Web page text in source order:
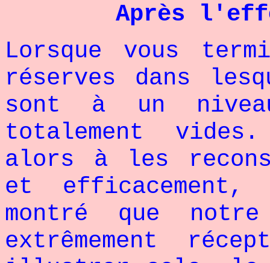
Après
Lorsque vous
réserves dans
sont à un
totalement
alors à les
et
montré que
extrêmement